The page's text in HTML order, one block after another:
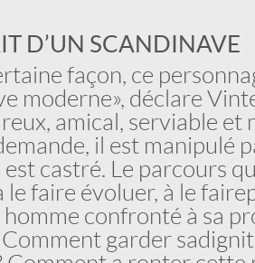
D’UN SCANDINAVE
façon, ce
moderne», déclare
amical, serviable
il est manipulé
est castré. Le parcours
le faire évoluer, à le faire
homme confronté à sa
garder sa